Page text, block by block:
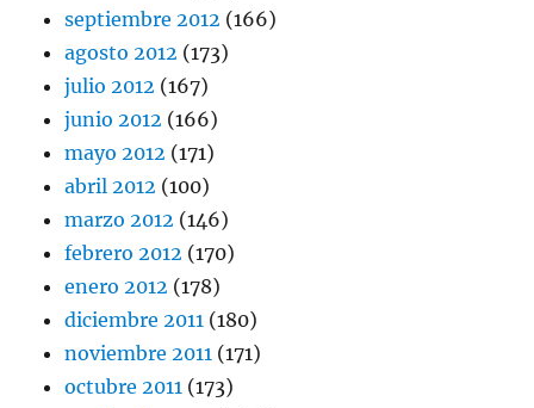
septiembre 2012 (166)
agosto 2012 (173)
julio 2012 (167)
junio 2012 (166)
mayo 2012 (171)
abril 2012 (100)
marzo 2012 (146)
febrero 2012 (170)
enero 2012 (178)
diciembre 2011 (180)
noviembre 2011 (171)
octubre 2011 (173)